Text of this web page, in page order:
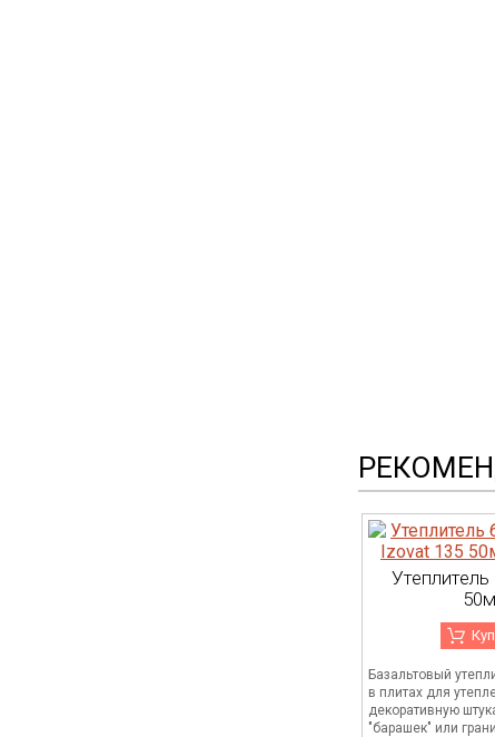
Базальтовый
в плитах для
декоративную
"барашек" или